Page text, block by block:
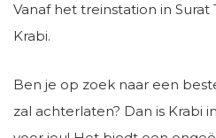
Vanaf het treinstation in
Krabi.
Ben je op zoek naar een
zal achterlaten? Dan is Krabi